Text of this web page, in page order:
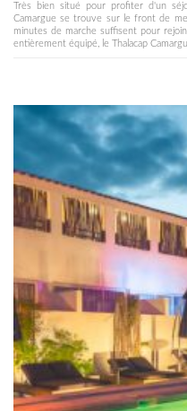
Très bien situé pour profiter d'un
Camargue se trouve sur le front de
minutes de marche suffisent pour
entièrement équipé, le Thalacap